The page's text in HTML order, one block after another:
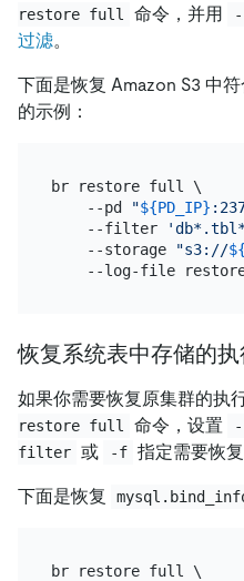
restore full
命令，并用
过滤。
下面是恢复 Amazon S3 中符
的示例：
br restore full \
    --pd
"${PD_IP}
    --filter
    --storage
"s3://
恢复系统表中存储的
如果你需要恢复原集群的执
restore full
命令，设置
filter 或 -f 指定需要恢复
下面是恢复
br restore full \